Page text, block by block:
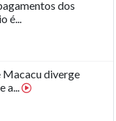
dos
é...
Macacu diverge
a...